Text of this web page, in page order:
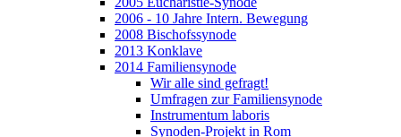
2006 - 10 Jahre Intern. Bewegung
2008 Bischofssynode
2013 Konklave
2014 Familiensynode
Wir alle sind gefragt!
Umfragen zur Familiensynode
Instrumentum laboris
Synoden-Projekt in Rom